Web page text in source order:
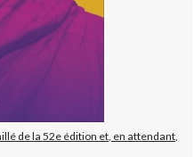
de la 52e édition et, en attendant,